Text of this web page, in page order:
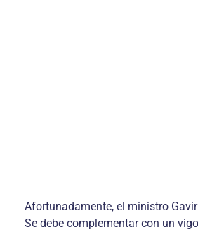
Afortunadamente, el ministro
Se debe complementar con un